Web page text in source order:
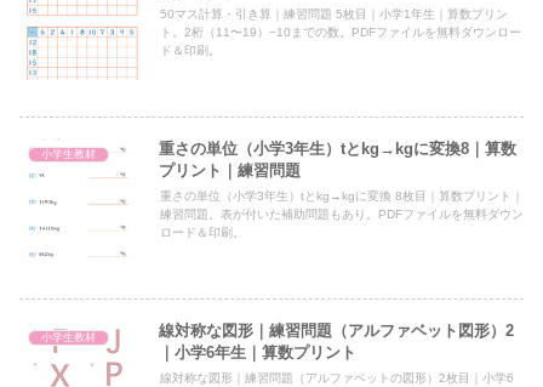
50マス計算・引き算｜練習問題 5枚目｜小学1年生｜算数プリン
ト。2桁（11〜19）−10までの数。PDFファイルを無料ダウンロー
ド＆印刷。
小学生教材
重さの単位（小学3年生）tとkg→kgに変換8｜算数
プリント｜練習問題
重さの単位（小学3年生）tとkg→kgに変換 8枚目｜算数プリント｜
練習問題。表が付いた補助問題もあり。PDFファイルを無料ダウン
ロード＆印刷。
小学生教材
線対称な図形｜練習問題（アルファベット図形）2
｜小学6年生｜算数プリント
線対称な図形｜練習問題（アルファベットの図形）2枚目｜小学6